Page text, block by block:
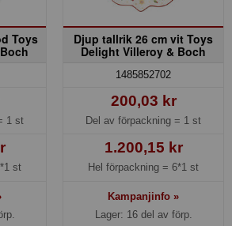
Toys
1 st
st
Djup tallrik 26 cm vit Toys
Delight Villeroy & Boch
1485852702
200,03 kr
Del av förpackning = 1 st
1.200,15 kr
Hel förpackning = 6*1 st
Kampanjinfo »
Lager: 16 del av förp.